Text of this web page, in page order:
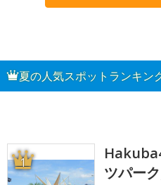
夏の人気スポットランキン
1
ツパー